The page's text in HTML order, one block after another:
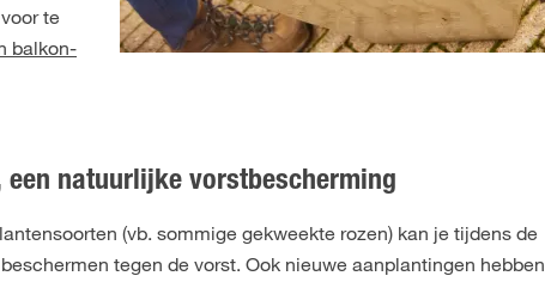
te
balkon-
een natuurlijke vorstbescherming
(vb. sommige gekweekte rozen) kan je tijdens de
tegen de vorst. Ook nieuwe aanplantingen hebben